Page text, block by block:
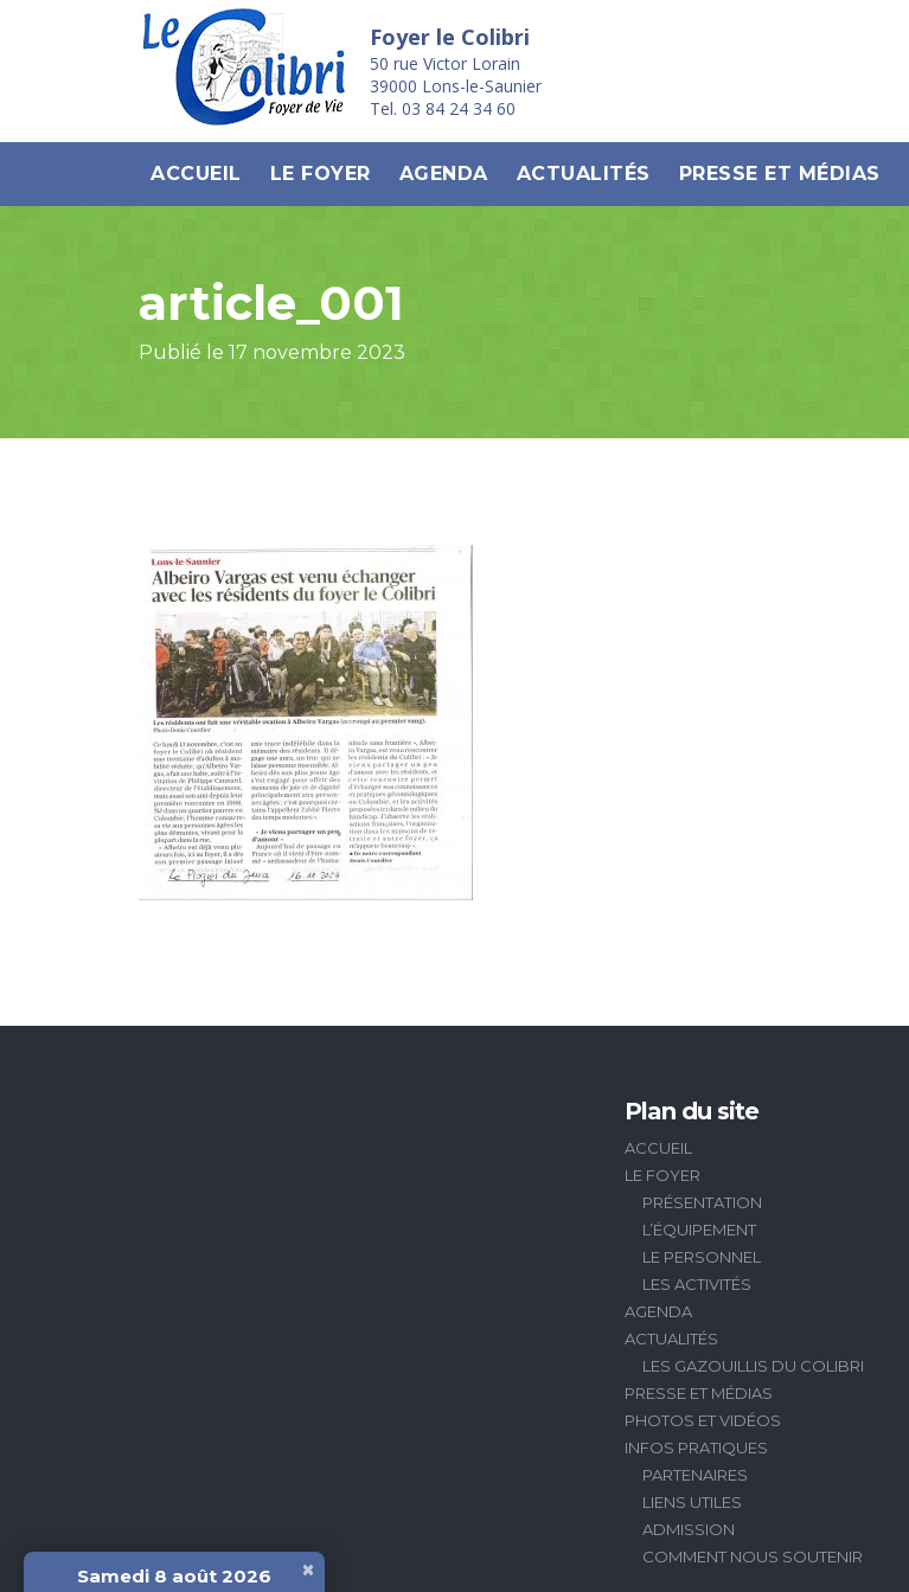
Foyer le Colibri
50 rue Victor Lorain
39000 Lons-le-Saunier
Tel. 03 84 24 34 60
ACCUEIL LE FOYER AGENDA ACTUALITÉS PRESSE ET MÉDIAS
article_001
Publié le 17 novembre 2023
Plan du site
ACCUEIL
LE FOYER
PRÉSENTATION
L’ÉQUIPEMENT
LE PERSONNEL
LES ACTIVITÉS
AGENDA
ACTUALITÉS
LES GAZOUILLIS DU COLIBRI
PRESSE ET MÉDIAS
PHOTOS ET VIDÉOS
INFOS PRATIQUES
PARTENAIRES
LIENS UTILES
ADMISSION
COMMENT NOUS SOUTENIR
Samedi 8 août 2026 ×